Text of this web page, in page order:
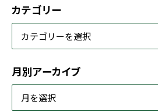
カテゴリー
月別アーカイブ